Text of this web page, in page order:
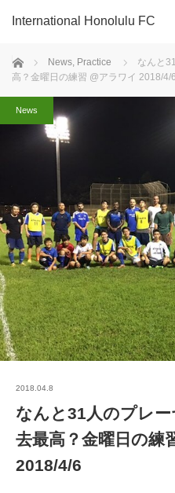
International Honolulu FC
ホーム News, Practice
なんと
高？金曜日の練習 @アラワイ 2018/4/6
News
2018.04.8
なんと31人のプレ
去最高？金曜日の練
2018/4/6